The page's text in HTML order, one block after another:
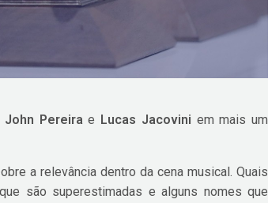
John Pereirae Lucas Jacovini em mais um
a relevância dentro da cena musical. Quais
são superestimadas e alguns nomes que